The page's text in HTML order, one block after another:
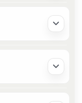
Déplier
Déplier